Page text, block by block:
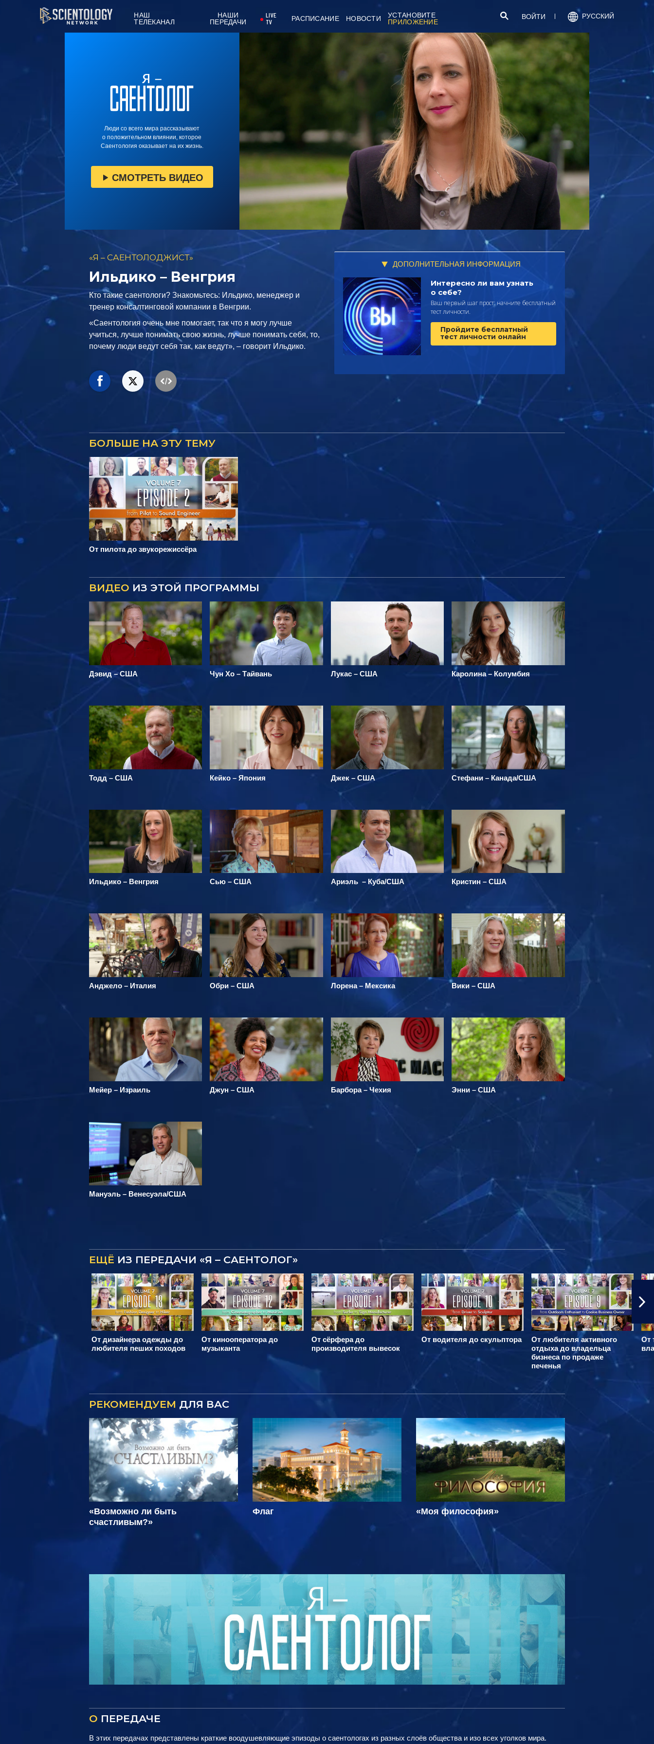
НАШ
ТЕЛЕКАНАЛ
НАШИ
ПЕРЕДАЧИ
LIVE
TV
РАСПИСАНИЕ НОВОСТИ
УСТАНОВИТЕ
ПРИЛОЖЕНИЕ
ВОЙТИ РУССКИЙ
Люди со всего мира рассказывают
о положительном влиянии, которое
Саентология оказывает на их жизнь.
СМОТРЕТЬ ВИДЕО
«Я – САЕНТОЛОДЖИСТ»
Ильдико – Венгрия
Кто такие саентологи? Знакомьтесь: Ильдико, менеджер и
тренер консалтинговой компании в Венгрии.
«Саентология очень мне помогает, так что я могу лучше
учиться, лучше понимать свою жизнь, лучше понимать себя, то,
почему люди ведут себя так, как ведут», – говорит Ильдико.
ДОПОЛНИТЕЛЬНАЯ ИНФОРМАЦИЯ
Интересно ли вам узнать
о себе?
Ваш первый шаг прост: начните бесплатный
тест личности.
Пройдите бесплатный
тест личности онлайн
БОЛЬШЕ НА ЭТУ ТЕМУ
От пилота до звукорежиссёра
ВИДЕО ИЗ ЭТОЙ ПРОГРАММЫ
Дэвид – США Чун Хо – Тайвань Лукас – США Каролина – Колумбия
Тодд – США Кейко – Япония Джек – США Стефани – Канада/США
Ильдико – Венгрия Сью – США Ариэль – Куба/США Кристин – США
Анджело – Италия Обри – США Лорена – Мексика Вики – США
Мейер – Израиль Джун – США Барбора – Чехия Энни – США
Мануэль – Венесуэла/США
ЕЩЁ ИЗ ПЕРЕДАЧИ «Я – САЕНТОЛОГ»
От дизайнера одежды до
любителя пеших походов
От кинооператора до
музыканта
От сёрфера до
производителя вывесок
От водителя до скульптора
От любителя активного
отдыха до владельца
бизнеса по продаже
печенья
От
РЕКОМЕНДУЕМ ДЛЯ ВАС
«Возможно ли быть
счастливым?»
Флаг «Моя философия»
О ПЕРЕДАЧЕ
В этих передачах представлены краткие воодушевляющие эпизоды о саентологах из разных слоёв общества и изо всех уголков мира.